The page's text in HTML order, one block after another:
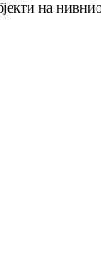
на